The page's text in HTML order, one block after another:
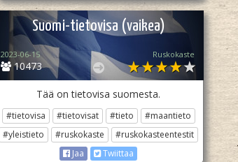
Suomi-tietovisa (vaikea)
10473
2023-06-15 Ruskokaste
Tää on tietovisa suomesta.
#tietovisa #tietovisat #tieto
#maantieto
#yleistieto
#ruskokaste
#ruskokasteentestit
Jaa
Twiittaa